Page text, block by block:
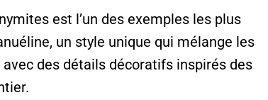
est l’un des exemples les plus
un style unique qui mélange les
des détails décoratifs inspirés des